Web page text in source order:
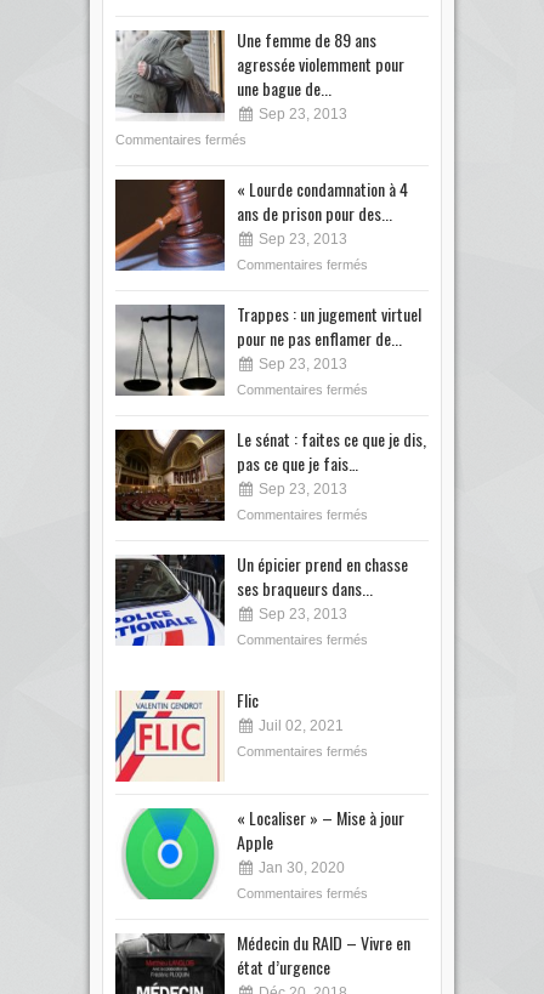
Une femme de 89 ans
agressée violemment pour
une bague de...
Sep 23, 2013
Commentaires fermés
« Lourde condamnation à 4
ans de prison pour des...
Sep 23, 2013
Commentaires fermés
Trappes : un jugement virtuel
pour ne pas enflamer de...
Sep 23, 2013
Commentaires fermés
Le sénat : faites ce que je dis,
pas ce que je fais…
Sep 23, 2013
Commentaires fermés
Un épicier prend en chasse
ses braqueurs dans...
Sep 23, 2013
Commentaires fermés
Flic
Juil 02, 2021
Commentaires fermés
« Localiser » – Mise à jour
Apple
Jan 30, 2020
Commentaires fermés
Médecin du RAID – Vivre en
état d’urgence